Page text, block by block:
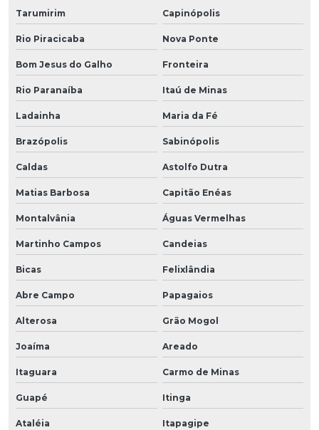
Tarumirim Capinópolis
Rio Piracicaba Nova Ponte
Bom Jesus do Galho Fronteira
Rio Paranaíba Itaú de Minas
Ladainha Maria da Fé
Brazópolis Sabinópolis
Caldas Astolfo Dutra
Matias Barbosa Capitão Enéas
Montalvânia Águas Vermelhas
Martinho Campos Candeias
Bicas Felixlândia
Abre Campo Papagaios
Alterosa Grão Mogol
Joaíma Areado
Itaguara Carmo de Minas
Guapé Itinga
Ataléia Itapagipe